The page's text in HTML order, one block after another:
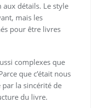
aux détails. Le style
mais les
pour être livres
complexes que
que c’était nous
par la sincérité de
du livre.